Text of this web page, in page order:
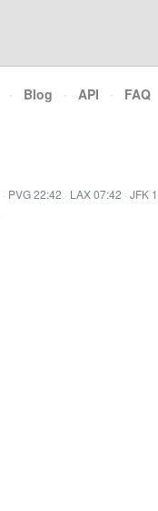
· Blog · API · FAQ
· PVG 22:42 · LAX 07:42 · JFK